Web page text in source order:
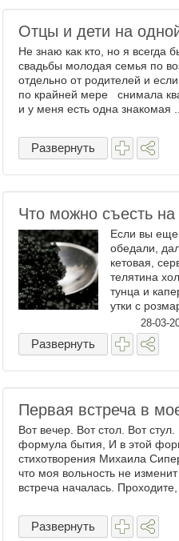
Отцы и дети на
Не знаю как кто, но я всегда
свадьбы молодая семья по
отдельно от родителей и
по крайней мере снимала
и у меня есть одна знакомая ...
Развернуть
Что можно съесть
Если вы еще
обедали,
кетовая,
телятина
тунца и
утки с
копченый
28-03-
Развернуть
Первая встреча в
Вот вечер. Вот стол. Вот
формула бытия, И в этой
стихотворения Михаила
что моя вольность не
встреча началась. Проходите,
Развернуть